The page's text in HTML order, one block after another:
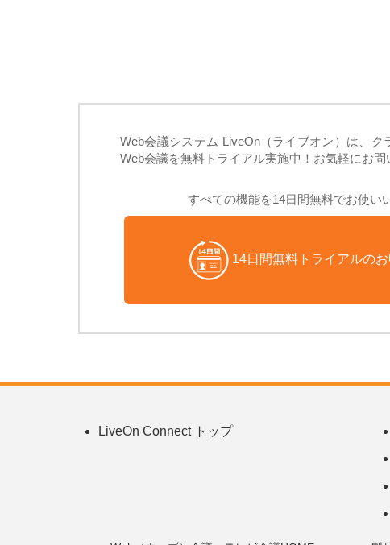
Web会議システム LiveOn（ライブオン）は、
Web会議を無料トライアル実施中！お気軽にお問
すべての機能を14日間無料でお使い
14日間無料トライアルのお
LiveOn Connect トップ